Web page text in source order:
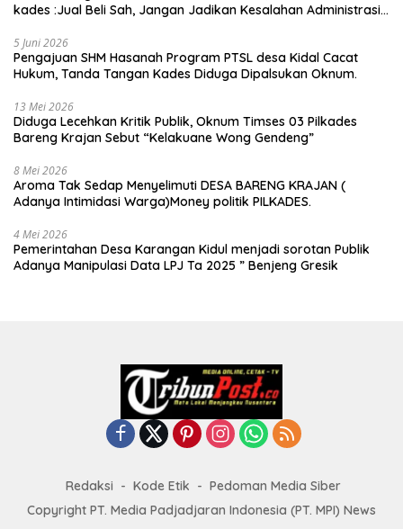
kades :Jual Beli Sah, Jangan Jadikan Kesalahan Administrasi
5 Juni 2026
Pengajuan SHM Hasanah Program PTSL desa Kidal Cacat
Hukum, Tanda Tangan Kades Diduga Dipalsukan Oknum.
13 Mei 2026
Diduga Lecehkan Kritik Publik, Oknum Timses 03 Pilkades
Bareng Krajan Sebut “Kelakuane Wong Gendeng”
8 Mei 2026
Aroma Tak Sedap Menyelimuti DESA BARENG KRAJAN (
Adanya Intimidasi Warga)Money politik PILKADES.
4 Mei 2026
Pemerintahan Desa Karangan Kidul menjadi sorotan Publik
Adanya Manipulasi Data LPJ Ta 2025 ” Benjeng Gresik
Redaksi Kode Etik
Pedoman Media Siber
Copyright PT. Media Padjadjaran Indonesia (PT. MPI) News